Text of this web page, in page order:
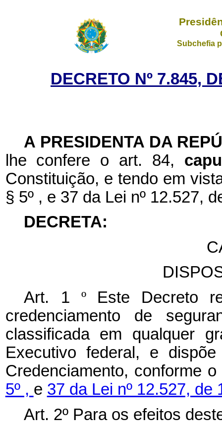
Subchefia
DECRETO Nº 7.845,
A PRESIDENTA DA
lhe confere o art. 84,
Constituição, e tendo em
§ 5º , e 37 da Lei nº 12.527,
DECRETA:
Art. 1 º Este Decreto
credenciamento de
classificada em qualquer
Executivo federal, e
Credenciamento, conforme
5º , e 37 da Lei nº 12.527, de
Art. 2º Para os efeitos